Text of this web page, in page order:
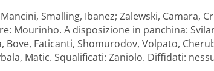
Smalling, Ibanez; Zalewski, Camara,
Mourinho. A disposizione in panchina:
Bove, Faticanti, Shomurodov, Volpato,
Matic. Squalificati: Zaniolo. Diffidati: